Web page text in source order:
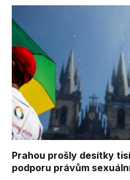
Prahou prošly desítky
podporu právům